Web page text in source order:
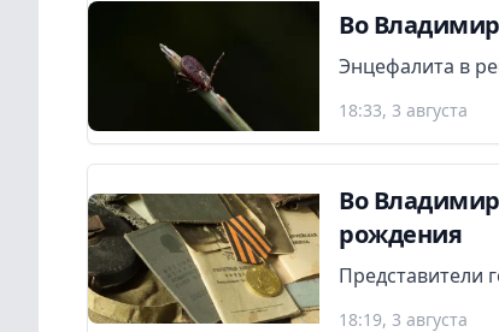
Во
Энцефалита в
18:33, 3 августа
Во
рождения
Представители
18:19, 3 августа